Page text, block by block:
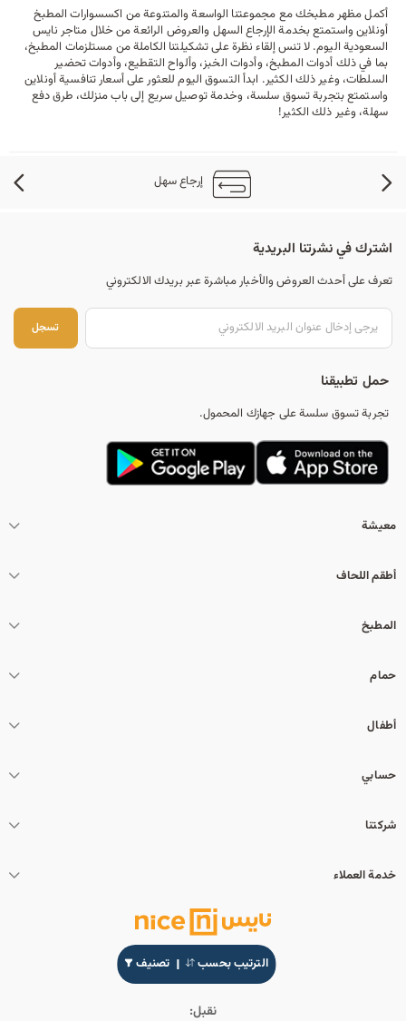
الترتيب بحسب تصنيف
أكمل مظهر مطبخك مع مجموعتنا الواسعة والمتنوعة من اكسسوارات المطبخ
أونلاين واستمتع بخدمة الإرجاع السهل والعروض الرائعة من خلالمتاجر نايس
السعوديةاليوم. لا تنس إلقاء نظرة على تشكيلتنا الكاملة من مستلزمات المطبخ،
بما في ذلكأدوات المطبخ، وأدوات الخبز، وألواح التقطيع، وأدوات تحضير
السلطات، وغير ذلك الكثير. ابدأ التسوق اليوم للعثور على أسعار تنافسية أونلاين
واستمتع بتجربة تسوق سلسة، وخدمة توصيل سريع إلى باب منزلك، طرق دفع
سهلة، وغير ذلك الكثير!
إرجاع سهل
اشترك في نشرتنا البريدية
تعرف على أحدث العروض والأخبار مباشرة عبر بريدك الالكتروني
تسجل
حمل تطبيقنا
تجربة تسوق سلسة على جهازك المحمول.
معيشة
أطقم اللحاف
المطبخ
حمام
أطفال
حسابي
شركتنا
خدمة العملاء
نقبل: